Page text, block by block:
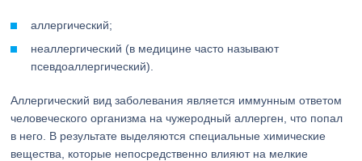
аллергический;
неаллергический (в медицине часто называют
псевдоаллергический).
Аллергический вид заболевания является иммунным ответом
человеческого организма на чужеродный аллерген, что попал
в него. В результате выделяются специальные химические
вещества, которые непосредственно влияют на мелкие